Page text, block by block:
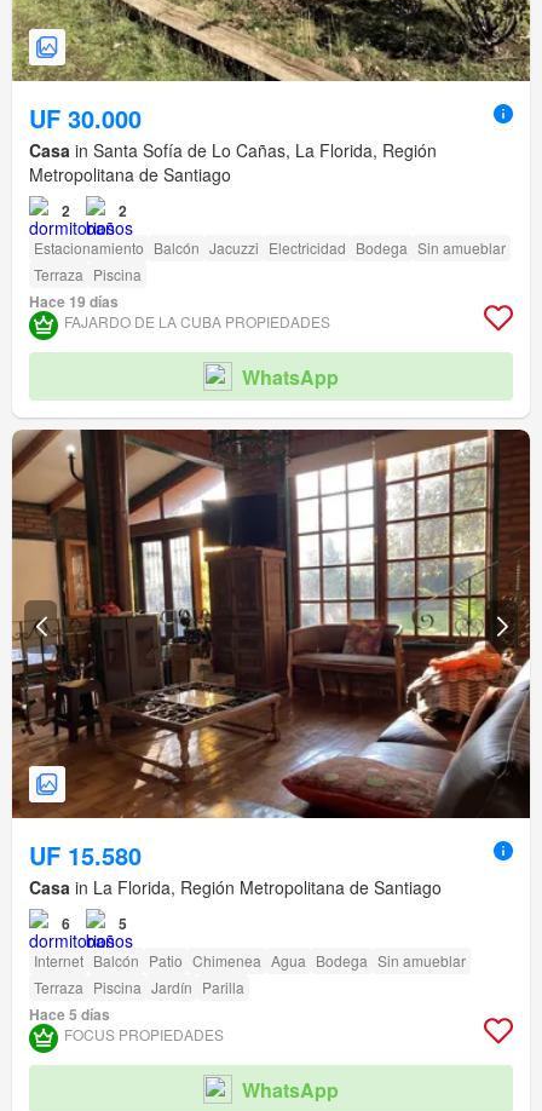
UF 30.000
Casa in Santa Sofía de Lo Cañas, La Florida, Región
Metropolitana de Santiago
2 2
Estacionamiento Balcón Jacuzzi Electricidad Bodega Sin amueblar
Terraza Piscina
Hace 19 días
FAJARDO DE LA CUBA PROPIEDADES
WhatsApp
UF 15.580
Casa in La Florida, Región Metropolitana de Santiago
6 5
Internet Balcón Patio Chimenea Agua Bodega Sin amueblar
Terraza Piscina Jardín Parilla
Hace 5 días
FOCUS PROPIEDADES
WhatsApp